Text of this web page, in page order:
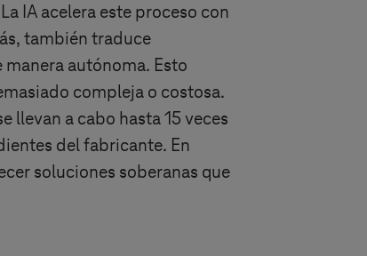
IA acelera este proceso con
también traduce
autónoma. Esto
compleja o costosa.
llevan a cabo hasta 15 veces
del fabricante. En
soluciones soberanas que